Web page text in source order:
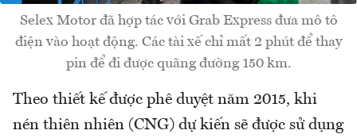
Selex Motor đã hợp tác với Grab Express đưa mô tô
điện vào hoạt động. Các tài xế chỉ mất 2 phút để thay
pin để đi được quãng đường 150 km.
Theo thiết kế được phê duyệt năm 2015, khi
nén thiên nhiên (CNG) dự kiến sẽ được sử dụng